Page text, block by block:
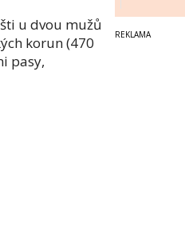
u dvou mužů
korun (470
pasy,